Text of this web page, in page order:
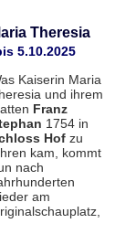
Theresia
5.10.2025
Kaiserin Maria
und ihrem
Franz
1754 in
Hofzu
kam, kommt
nach
am